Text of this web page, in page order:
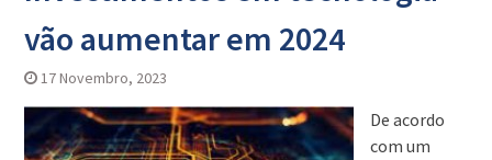
vão aumentar em 2024
17 Novembro, 2023
De acordo
com um